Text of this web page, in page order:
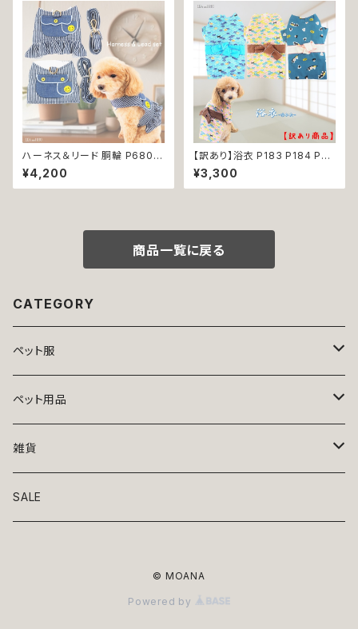
洋服 おしゃれ かわいい 可愛い
返品交換不可
服 犬洋服 猫洋服 洋服 女の子
小型 小型犬 おしゃれ かわいい
プレゼント ギフト 送料無料 返
品交換不可
ハーネス＆リード 胴輪 P680 P
681 ハーネス リード 一体型 セ
ット 引っ張り防止 お出掛け 散
歩 ドッグウエア 犬 猫 ペット 服
¥4,200
【訳あり】浴衣 P183 P184 P22
4ドッグウェア 男の子 ブルー イ
エロー ドッグ ウェア ドッグウエ
ア 犬 猫 ペット 服 犬服 和装 和
犬
¥3,300
商品一覧に戻る
CATEGORY
ペット服
トップス
ニット
アロハ
ボトムス
ワンピース
ペット用品
ベッド
リード・首輪
雑貨
アート
SALE
© MOANA
Powered by